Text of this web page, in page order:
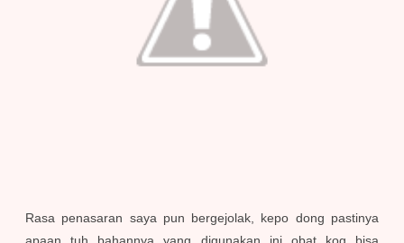
Rasa penasaran saya pun bergejolak, kepo dong pastinya